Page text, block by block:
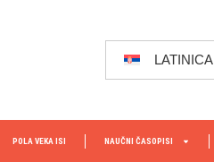
LATINICA
POLA VEKA ISI NAUČNI ČASOPISI